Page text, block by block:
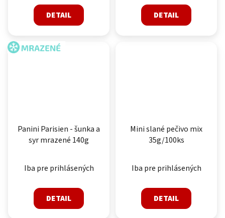
DETAIL DETAIL
MRAZENÉ
Panini Parisien - šunka a
syr mrazené 140g
Iba pre prihlásených
DETAIL
Mini slané pečivo mix
35g/100ks
Iba pre prihlásených
DETAIL